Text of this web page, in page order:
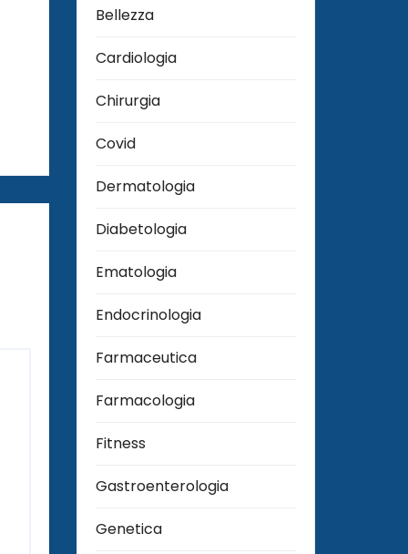
Bellezza
Cardiologia
Chirurgia
Covid
Dermatologia
Diabetologia
Ematologia
Endocrinologia
Farmaceutica
Farmacologia
Fitness
Gastroenterologia
Genetica